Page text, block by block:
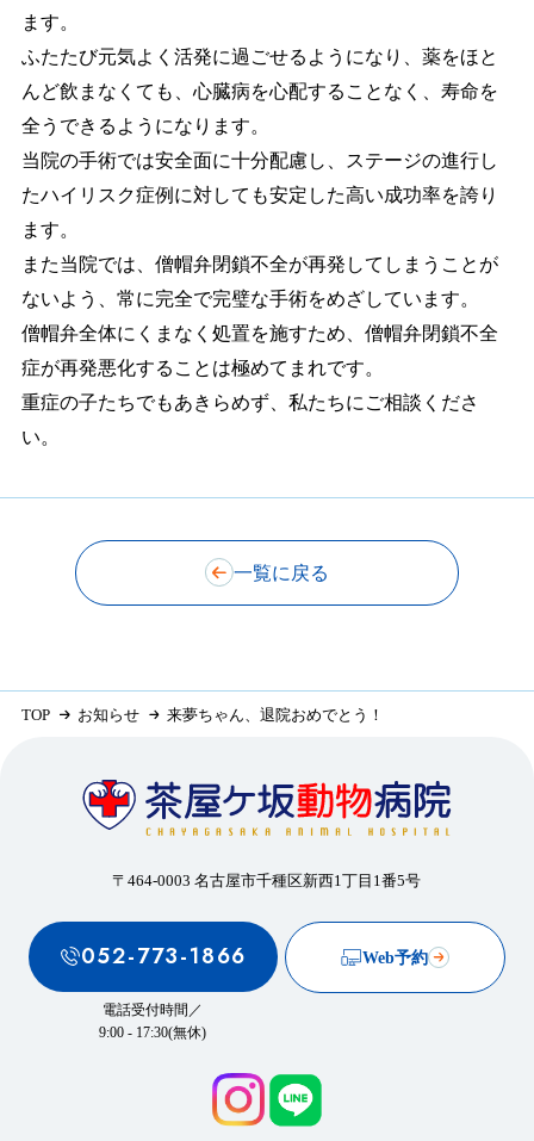
ます。
ふたたび元気よく活発に過ごせるようになり、薬をほと
んど飲まなくても、心臓病を心配することなく、寿命を
全うできるようになります。
当院の手術では安全面に十分配慮し、ステージの進行し
たハイリスク症例に対しても安定した高い成功率を誇り
ます。
また当院では、僧帽弁閉鎖不全が再発してしまうことが
ないよう、常に完全で完璧な手術をめざしています。
僧帽弁全体にくまなく処置を施すため、僧帽弁閉鎖不全
症が再発悪化することは極めてまれです。
重症の子たちでもあきらめず、私たちにご相談くださ
い。
一覧に戻る
TOP お知らせ 来夢ちゃん、退院おめでとう！
〒464-0003 名古屋市千種区新西1丁目1番5号
052-773-1866
電話受付時間／
9:00 - 17:30(無休)
Web予約